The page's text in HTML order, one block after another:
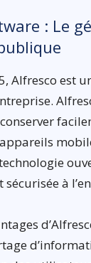
: Le
Alfresco est
à